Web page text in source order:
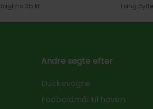
fra 35 kr Lang
Andre søgte efter
Dukkevogne
Fodboldmål til haven